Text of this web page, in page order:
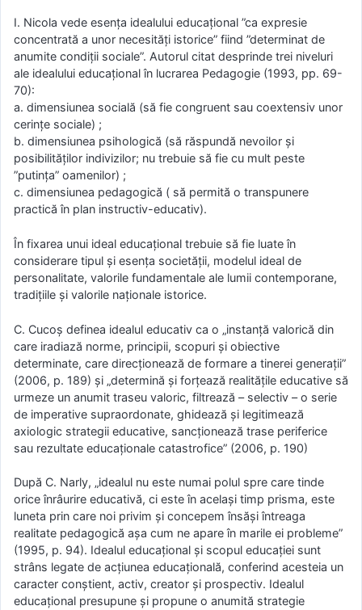
I. Nicola vede esența idealului educațional ”ca expresie
concentrată a unor necesități istorice” fiind ”determinat de
anumite condiții sociale”. Autorul citat desprinde trei niveluri
ale idealului educațional în lucrarea Pedagogie (1993, pp. 69-
70):
a. dimensiunea socială (să fie congruent sau coextensiv unor
cerințe sociale) ;
b. dimensiunea psihologică (să răspundă nevoilor și
posibilităților indivizilor; nu trebuie să fie cu mult peste
”putința” oamenilor) ;
c. dimensiunea pedagogică ( să permită o transpunere
practică în plan instructiv-educativ).
În fixarea unui ideal educațional trebuie să fie luate în
considerare tipul și esența societății, modelul ideal de
personalitate, valorile fundamentale ale lumii contemporane,
tradițiile și valorile naționale istorice.
C. Cucoș definea idealul educativ ca o „instanță valorică din
care iradiază norme, principii, scopuri și obiective
determinate, care direcționează de formare a tinerei generații”
(2006, p. 189) și „determină și forțează realitățile educative să
urmeze un anumit traseu valoric, filtrează – selectiv – o serie
de imperative supraordonate, ghidează și legitimează
axiologic strategii educative, sancționează trase periferice
sau rezultate educaționale catastrofice” (2006, p. 190)
După C. Narly, „idealul nu este numai polul spre care tinde
orice înrâurire educativă, ci este în același timp prisma, este
luneta prin care noi privim și concepem însăși întreaga
realitate pedagogică așa cum ne apare în marile ei probleme”
(1995, p. 94). Idealul educațional și scopul educației sunt
strâns legate de acțiunea educațională, conferind acesteia un
caracter conștient, activ, creator și prospectiv. Idealul
educațional presupune și propune o anumită strategie